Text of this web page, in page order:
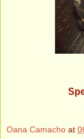
Oana Camacho at